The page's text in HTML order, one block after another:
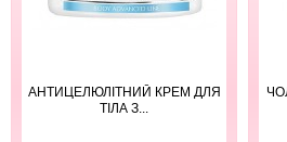
АНТИЦЕЛЮЛІТНИЙ КРЕМ ДЛЯ
ТІЛА З...